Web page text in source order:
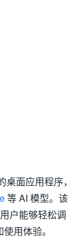
面应用程序，
等 AI 模型。该
户能够轻松调
用体验。